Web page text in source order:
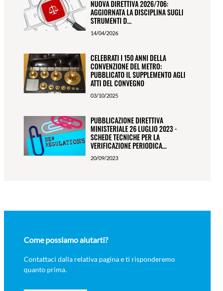
NUOVA DIRETTIVA 2026/706:
AGGIORNATA LA DISCIPLINA SUGLI
STRUMENTI D...
14/04/2026
CELEBRATI I 150 ANNI DELLA
CONVENZIONE DEL METRO:
PUBBLICATO IL SUPPLEMENTO AGLI
ATTI DEL CONVEGNO
03/10/2025
PUBBLICAZIONE DIRETTIVA
MINISTERIALE 26 LUGLIO 2023 -
SCHEDE TECNICHE PER LA
VERIFICAZIONE PERIODICA...
20/09/2023
Come possiamo aiutarti?
Contattaci dalla relativa pagina e ti risponderemo
quanto prima.